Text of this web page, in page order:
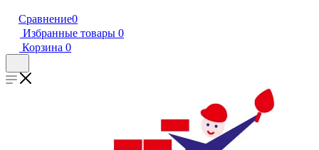
Сравнение0
Избранные товары 0
Корзина 0